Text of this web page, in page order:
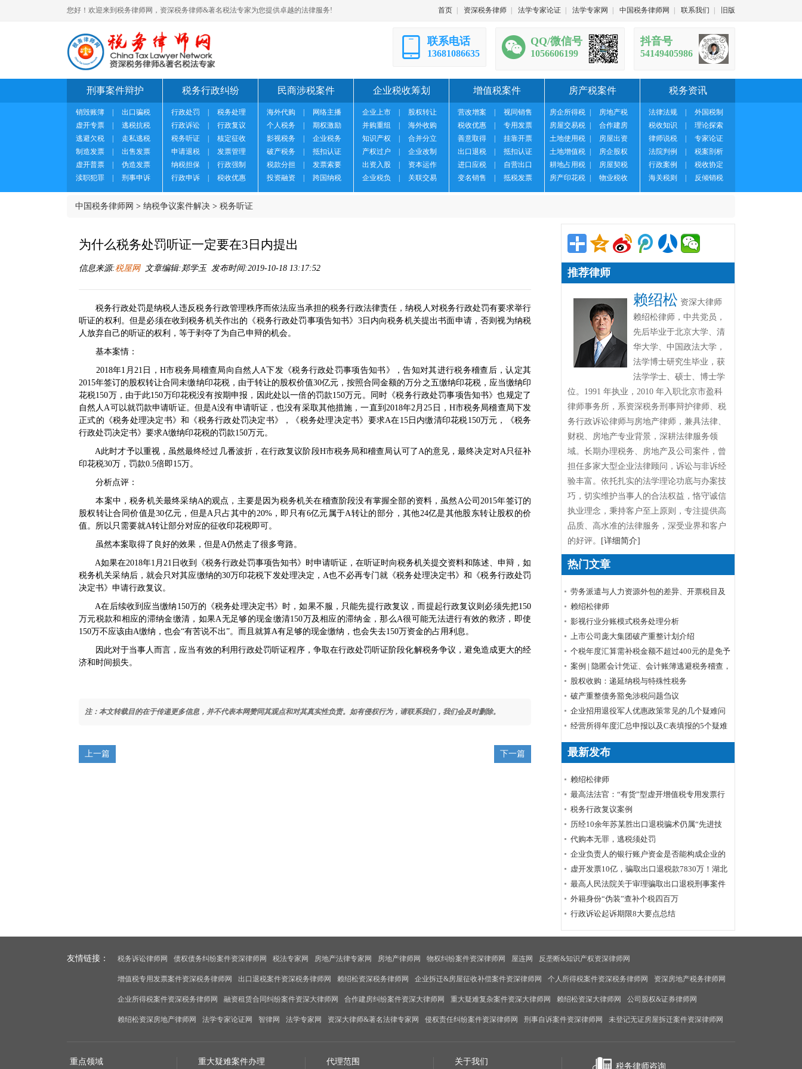
您好！欢迎来到税务律师网，资深税务律师&著名税法专家为您提供卓越的法律服务! 首页 资深税务律师 法学专家论证 法学专家网 中国税务律师网 联系我们 旧版
联系电话
13681086635
QQ/微信号
1056606199
抖音号
54149405986
刑事案件辩护
销毁账簿
出口骗税
虚开专票
逃税抗税
逃避欠税
走私逃税
制造发票
出售发票
虚开普票
伪造发票
渎职犯罪
刑事申诉
税务行政纠纷
行政处罚
税务处理
行政诉讼
行政复议
税务听证
核定征收
申请退税
发票管理
纳税担保
行政强制
行政申诉
税收优惠
民商涉税案件
海外代购
网络主播
个人税务
期权激励
影视税务
企业税务
破产税务
抵扣认证
税款分担
发票索要
投资融资
跨国纳税
企业税收筹划
企业上市
股权转让
并购重组
海外收购
知识产权
合并分立
产权过户
企业改制
出资入股
资本运作
企业税负
关联交易
增值税案件
营改增案
视同销售
税收优惠
专用发票
善意取得
挂靠开票
出口退税
抵扣认证
进口应税
自营出口
变名销售
抵税发票
房产税案件
房企所得税
房地产税
房屋交易税
合作建房
土地使用税
房屋出资
土地增值税
房企股权
耕地占用税
房屋契税
房产印花税
物业税收
税务资讯
法律法规
外国税制
税收知识
理论探索
律师说税
专家论证
法院判例
税案剖析
行政案例
税收协定
海关税则
反倾销税
中国税务律师网 > 纳税争议案件解决 > 税务听证
为什么税务处罚听证一定要在3日内提出
信息来源:税屋网文章编辑:郑学玉 发布时间:2019-10-18 13:17:52
税务行政处罚是纳税人违反税务行政管理秩序而依法应当承担的税务行政法律责任，纳税人对税务行政处罚有要求举行
听证的权利。但是必须在收到税务机关作出的《税务行政处罚事项告知书》3日内向税务机关提出书面申请，否则视为纳税
人放弃自己的听证的权利，等于剥夺了为自己申辩的机会。
基本案情：
2018年1月21日，H市税务局稽查局向自然人A下发《税务行政处罚事项告知书》，告知对其进行税务稽查后，认定其
2015年签订的股权转让合同未缴纳印花税，由于转让的股权价值30亿元，按照合同金额的万分之五缴纳印花税，应当缴纳印
花税150万，由于此150万印花税没有按期申报，因此处以一倍的罚款150万元。同时《税务行政处罚事项告知书》也规定了
自然人A可以就罚款申请听证。但是A没有申请听证，也没有采取其他措施，一直到2018年2月25日，H市税务局稽查局下发
正式的《税务处理决定书》和《税务行政处罚决定书》，《税务处理决定书》要求A在15日内缴清印花税150万元，《税务
行政处罚决定书》要求A缴纳印花税的罚款150万元。
A此时才予以重视，虽然最终经过几番波折，在行政复议阶段H市税务局和稽查局认可了A的意见，最终决定对A只征补
印花税30万，罚款0.5倍即15万。
分析点评：
本案中，税务机关最终采纳A的观点，主要是因为税务机关在稽查阶段没有掌握全部的资料，虽然A公司2015年签订的
股权转让合同价值是30亿元，但是A只占其中的20%，即只有6亿元属于A转让的部分，其他24亿是其他股东转让股权的价
值。所以只需要就A转让部分对应的征收印花税即可。
虽然本案取得了良好的效果，但是A仍然走了很多弯路。
A如果在2018年1月21日收到《税务行政处罚事项告知书》时申请听证，在听证时向税务机关提交资料和陈述、申辩，如
税务机关采纳后，就会只对其应缴纳的30万印花税下发处理决定，A也不必再专门就《税务处理决定书》和《税务行政处罚
决定书》申请行政复议。
A在后续收到应当缴纳150万的《税务处理决定书》时，如果不服，只能先提行政复议，而提起行政复议则必须先把150
万元税款和相应的滞纳金缴清，如果A无足够的现金缴清150万及相应的滞纳金，那么A很可能无法进行有效的救济，即使
150万不应该由A缴纳，也会“有苦说不出”。而且就算A有足够的现金缴纳，也会失去150万资金的占用利息。
因此对于当事人而言，应当有效的利用行政处罚听证程序，争取在行政处罚听证阶段化解税务争议，避免造成更大的经
济和时间损失。
注：本文转载目的在于传递更多信息，并不代表本网赞同其观点和对其真实性负责。如有侵权行为，请联系我们，我们会及时删除。
上一篇 下一篇
推荐律师
赖绍松 资深大律师
赖绍松律师，中共党员，
先后毕业于北京大学、清
华大学、中国政法大学，
法学博士研究生毕业，获
法学学士、硕士、博士学
位。1991 年执业，2010 年入职北京市盈科
律师事务所，系资深税务刑事辩护律师、税
务行政诉讼律师与房地产律师，兼具法律、
财税、房地产专业背景，深耕法律服务领
域。长期办理税务、房地产及公司案件，曾
担任多家大型企业法律顾问，诉讼与非诉经
验丰富。依托扎实的法学理论功底与办案技
巧，切实维护当事人的合法权益，恪守诚信
执业理念，秉持客户至上原则，专注提供高
品质、高水准的法律服务，深受业界和客户
的好评。
[详细简介]
热门文章
劳务派遣与人力资源外包的差异、开票税目及
税率
赖绍松律师
影视行业分账模式税务处理分析
上市公司庞大集团破产重整计划介绍
个税年度汇算需补税金额不超过400元的是免予
申报还是免予补缴
案例 | 隐匿会计凭证、会计账簿逃避税务稽查，
小心被判刑！
股权收购：递延纳税与特殊性税务
破产重整债务豁免涉税问题刍议
企业招用退役军人优惠政策常见的几个疑难问
题解答
经营所得年度汇总申报以及C表填报的5个疑难
问题
最新发布
赖绍松律师
最高法法官：“有货”型虚开增值税专用发票行
为定性
税务行政复议案例
历经10余年苏某胜出口退税骗术仍属“先进技
术”，福州国税稽查局相应的查骗方法仍非常管
用
代购本无罪，逃税须处罚
企业负责人的银行账户资金是否能构成企业的
应税收入？
虚开发票10亿，骗取出口退税款7830万！湖北
破获链条式骗税案
最高人民法院关于审理骗取出口退税刑事案件
具体应用法律若干问题的解释辑
外籍身份“伪装”查补个税四百万
行政诉讼起诉期限8大要点总结
友情链接： 税务诉讼律师网 债权债务纠纷案件资深律师网 税法专家网 房地产法律专家网 房地产律师网 物权纠纷案件资深律师网 屋连网 反垄断&知识产权资深律师网
增值税专用发票案件资深税务律师网 出口退税案件资深税务律师网 赖绍松资深税务律师网 企业拆迁&房屋征收补偿案件资深律师网 个人所得税案件资深税务律师网 资深房地产税务律师网
企业所得税案件资深税务律师网 融资租赁合同纠纷案件资深大律师网 合作建房纠纷案件资深大律师网 重大疑难复杂案件资深大律师网 赖绍松资深大律师网 公司股权&证券律师网
赖绍松资深房地产律师网 法学专家论证网 智律网 法学专家网 资深大律师&著名法律专家网 侵权责任纠纷案件资深律师网 刑事自诉案件资深律师网 未登记无证房屋拆迁案件资深律师网
重点领域 重大疑难案件办理 代理范围 关于我们
税务律师咨询